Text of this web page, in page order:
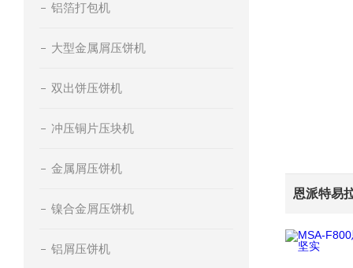
铝箔打包机
大型金属屑压饼机
双出饼压饼机
冲压铜片压块机
金属屑压饼机
镍合金屑压饼机
铝屑压饼机